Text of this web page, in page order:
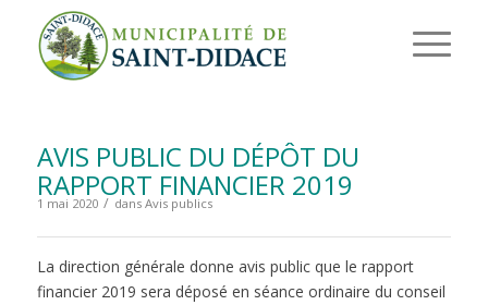
AVIS PUBLIC DU DÉPÔT DU
RAPPORT FINANCIER 2019
1 mai 2020 / dans Avis publics
La direction générale donne avis public que le rapport
financier 2019 sera déposé en séance ordinaire du conseil